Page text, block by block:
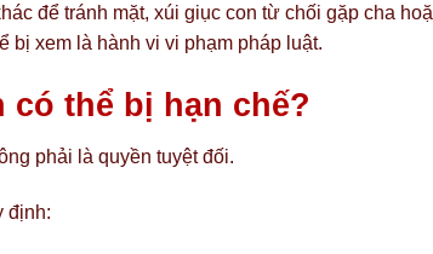
để tránh mặt, xúi giục con từ chối gặp cha
xem là hành vi vi phạm pháp luật.
có thể bị hạn chế?
phải là quyền tuyệt đối.
định: